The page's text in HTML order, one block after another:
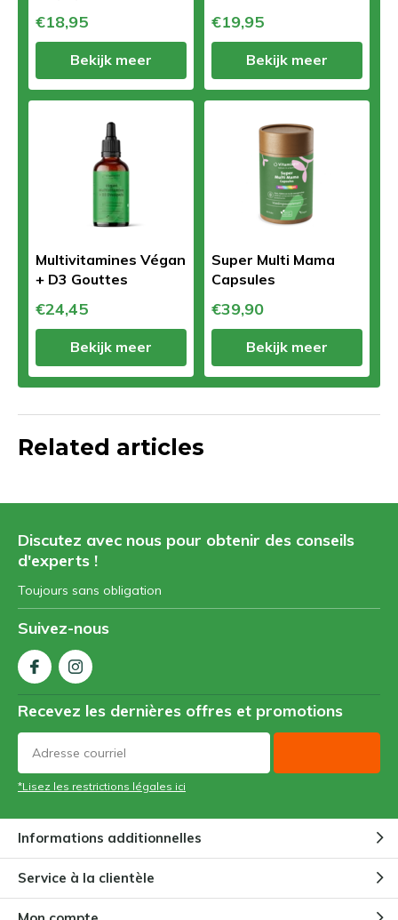
€18,95
Bekijk meer
€19,95
Bekijk meer
Multivitamines Végan
+ D3 Gouttes
€24,45
Bekijk meer
Super Multi Mama
Capsules
€39,90
Bekijk meer
Related articles
Discutez avec nous pour obtenir des conseils
d'experts !
Toujours sans obligation
Suivez-nous
Recevez les dernières offres et promotions
*Lisez les restrictions légales ici
Informations additionnelles
Service à la clientèle